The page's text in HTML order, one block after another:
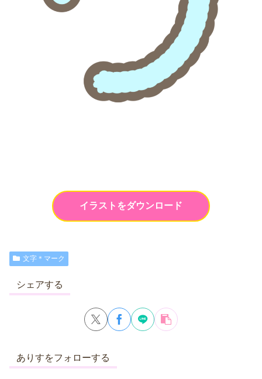
イラストをダウンロード
文字＊マーク
シェアする
ありすをフォローする